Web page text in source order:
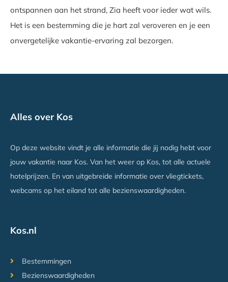
ontspannen aan het strand, Zia heeft voor ieder wat wils.
Het is een bestemming die je hart zal veroveren en je een
onvergetelijke vakantie-ervaring zal bezorgen.
Alles over Kos
Op deze website vindt je alle informatie die jij nodig hebt voor
jouw vakantie naar Kos. Van het weer op Kos, tot alle actuele
hotelprijzen. En van uitgebreide informatie over vliegtickets,
webcams op het eiland tot alle bezienswaardigheden.
Kos.nl
Bestemmingen
Bezienswaardigheden